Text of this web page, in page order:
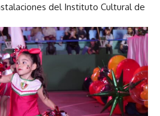
del Instituto Cultural de